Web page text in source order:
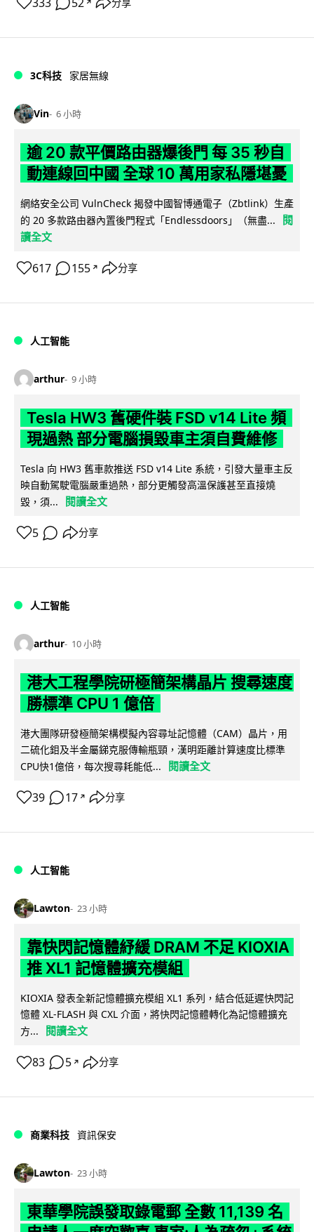
↗
3C科技 家居無線
Vin 6 小時
逾 20 款平價路由器爆後門 每 35 秒自
動連線回中國 全球 10 萬用家私隱堪憂
網絡安全公司 VulnCheck 揭發中國智博通電子（Zbtlink）生產
的 20 多款路由器內置後門程式「Endlessdoors」（無盡...
閱
讀全文
617 155 ↗ 分享
人工智能
arthur 9 小時
Tesla HW3 舊硬件裝 FSD v14 Lite 頻
現過熱 部分電腦損毀車主須自費維修
Tesla 向 HW3 舊車款推送 FSD v14 Lite 系統，引發大量車主反
映自動駕駛電腦嚴重過熱，部分更觸發高溫保護甚至直接燒
毀，須...
閱讀全文
5 分享
人工智能
arthur 10 小時
港大工程學院研極簡架構晶片 搜尋速度
勝標準 CPU 1 億倍
港大團隊研發極簡架構模擬內容尋址記憶體（CAM）晶片，用
二硫化鉬及半金屬銻克服傳輸瓶頸，漢明距離計算速度比標準
CPU快1億倍，每次搜尋耗能低...
閱讀全文
39 17 ↗ 分享
人工智能
Lawton 23 小時
靠快閃記憶體紓緩 DRAM 不足 KIOXIA
推 XL1 記憶體擴充模組
KIOXIA 發表全新記憶體擴充模組 XL1 系列，結合低延遲快閃記
憶體 XL-FLASH 與 CXL 介面，將快閃記憶體轉化為記憶體擴充
方...
閱讀全文
83 5 ↗ 分享
商業科技 資訊保安
Lawton 23 小時
東華學院誤發取錄電郵 全數 11,139 名